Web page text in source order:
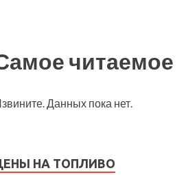
читаемое
Данных пока нет.
НА ТОПЛИВО